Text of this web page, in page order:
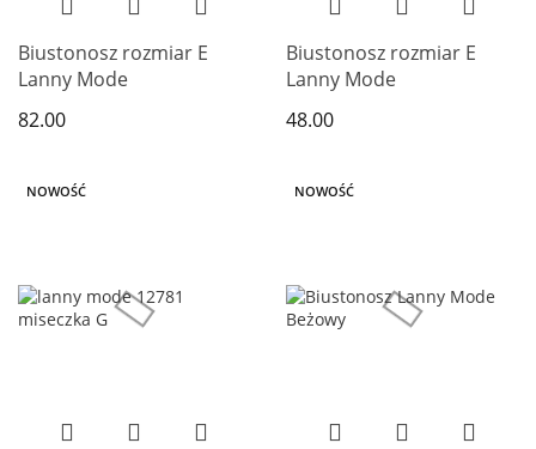
Biustonosz rozmiar E
Lanny Mode
82.00
Biustonosz rozmiar E
Lanny Mode
48.00
NOWOŚĆ NOWOŚĆ